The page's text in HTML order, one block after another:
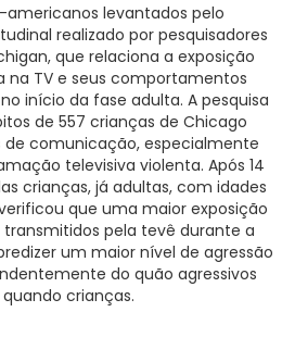
levantados pelo
realizado por pesquisadores
que relaciona a exposição
na TV e seus comportamentos
início da fase adulta. A pesquisa
de 557 crianças de Chicago
comunicação, especialmente
televisiva violenta. Após 14
crianças, já adultas, com idades
que uma maior exposição
pela tevê durante a
um maior nível de agressão
do quão agressivos
crianças.